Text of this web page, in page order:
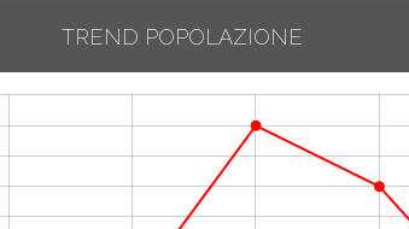
TREND POPOLAZIONE